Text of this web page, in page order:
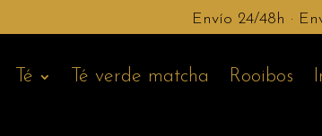
Envío 24/48h ·
Té Té verde matcha Rooibos